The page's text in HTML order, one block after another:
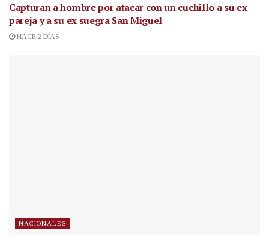
Capturan a hombre por atacar con un cuchillo a su ex
pareja y a su ex suegra San Miguel
HACE 2 DÍAS
NACIONALES